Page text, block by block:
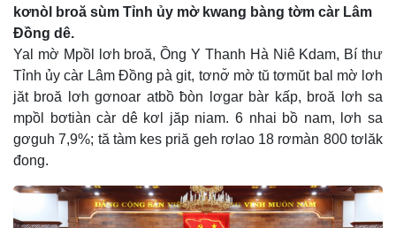
kơnòl broă sùm Tỉnh ủy mờ kwang bàng tờm càr Lâm
Đồng dê.
Yal mờ Mpồl lơh broă, Ồng Y Thanh Hà Niê Kdam, Bí thư
Tỉnh ủy càr Lâm Đồng pà git, tơnơ̆ mờ tŭ tơmŭt bal mờ lơh
jăt broă lơh gơnoar atbồ ƀòn lơgar bàr kấp, broă lơh sa
mpồl bơtiàn càr dê kơl jăp niam. 6 nhai bồ nam, lơh sa
gơguh 7,9%; tă tàm kes priă geh rơlao 18 rơmàn 800 tơlăk
đong.